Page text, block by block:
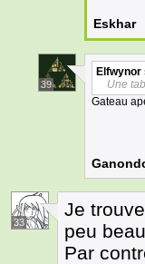
Eskhar
39
Elfwynor
Une
Gateau
33
Je
peu
Par